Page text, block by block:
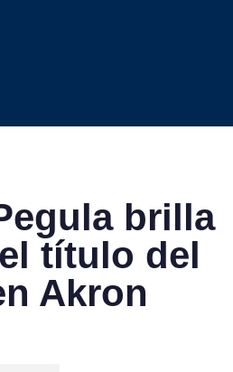
brilla
título del
Akron